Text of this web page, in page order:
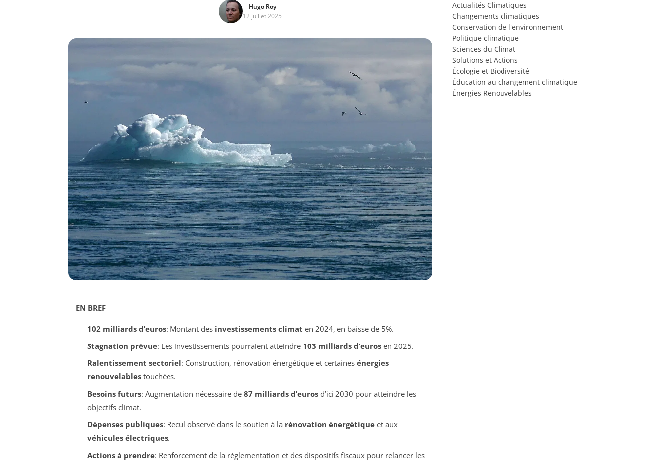
Hugo Roy
12 juillet 2025
EN BREF
102 milliards d’euros: Montant des investissements climat en 2024, en baisse de 5%.
Stagnation prévue: Les investissements pourraient atteindre 103 milliards d’eurosen 2025.
Ralentissement sectoriel: Construction, rénovation énergétique et certaines énergies
renouvelablestouchées.
Besoins futurs: Augmentation nécessaire de 87 milliards d’eurosd’ici 2030 pour atteindre les
objectifs climat.
Dépenses publiques: Recul observé dans le soutien à la rénovation énergétiqueet aux
véhicules électriques.
Actions à prendre: Renforcement de la réglementation et des dispositifs fiscaux pour relancer les
Actualités Climatiques
Changements climatiques
Conservation de l'environnement
Politique climatique
Sciences du Climat
Solutions et Actions
Écologie et Biodiversité
Éducation au changement climatique
Énergies Renouvelables